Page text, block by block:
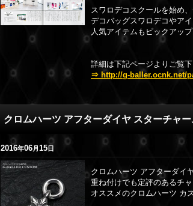
スワロデコスクールを始め
デコバッグスワロデコやア
人気アイテムもピックアッ
詳細は下記ページよりご覧下
⇒ http://g-baller.ocnk.net/
クロムハーツ アフターダイヤ スターチャ
2016年06月15日
クロムハーツ アフターダイ
重ね付けでも定評のあるチ
オススメのクロムハーツ カ